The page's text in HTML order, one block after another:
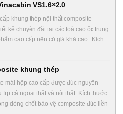
VS1.6×2.0
khung thép nội thất composite
kế chuyên đặt tại các toà cao ốc trung
cao cấp nên có giá khá cao. Kích
khung thép
mái hộp cao cấp được đúc nguyên
frp cả ngoại thất và nội thất. Kích thước
dòng chốt bảo vệ composite đúc liền